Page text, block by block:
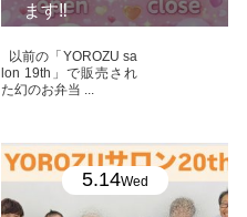
ます‼️
以前の「YOROZU sa
lon 19th」で販売され
た幻のお弁当 ...
5.14Wed